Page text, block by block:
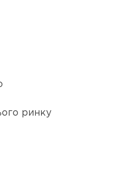
ринку